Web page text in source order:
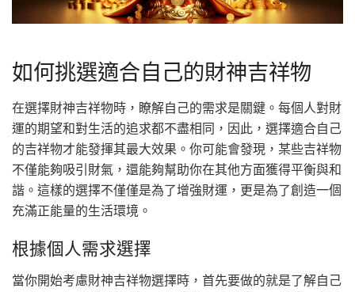
如何挑選適合自己的財神吉祥物
在選擇財神吉祥物時，瞭解自己的需求是關鍵。每個人對財
運的期望和對生活的追求都不盡相同，因此，選擇適合自己
的吉祥物才能發揮其最大效果。你可能會發現，某些吉祥物
不僅能夠吸引財氣，還能夠幫助你在其他方面獲得平衡與和
諧。這樣的選擇不僅僅是為了增強財運，更是為了創造一個
充滿正能量的生活環境。
根據個人需求選擇
當你開始考慮財神吉祥物選擇時，首先要做的就是了解自己